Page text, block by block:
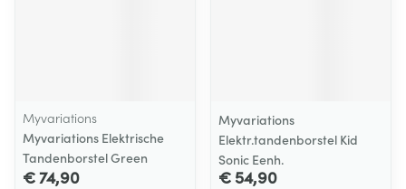
Myvariations
Myvariations Elektrische
Tandenborstel Green
€ 74,90
Myvariations
Elektr.tandenborstel Kid
Sonic Eenh.
€ 54,90